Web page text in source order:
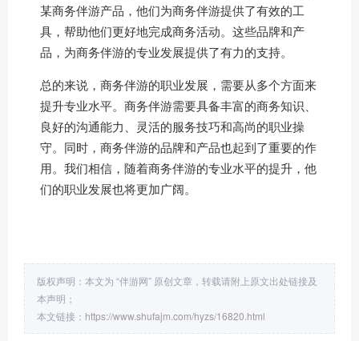
某商务伴游产品，他们为商务伴游提供了有效的工
具，帮助他们更好地完成商务活动。这些品牌和产
品，为商务伴游的专业发展提供了有力的支持。
总的来说，商务伴游的职业发展，需要从多个方面来
提升专业水平。商务伴游需要具备丰富的商务知识、
良好的沟通能力、灵活的服务技巧和高尚的职业操
守。同时，商务伴游的品牌和产品也起到了重要的作
用。我们相信，随着商务伴游的专业水平的提升，他
们的职业发展也将更加广阔。
版权声明：本文为 “伴游网” 原创文章，转载请附上原文出处链接及
本声明；
本文链接： https://www.shufajm.com/hyzs/16820.html